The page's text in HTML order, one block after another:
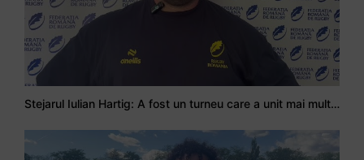
Stejarul Iulian Hartig: A fost un turneu care a unit mai mult echipa